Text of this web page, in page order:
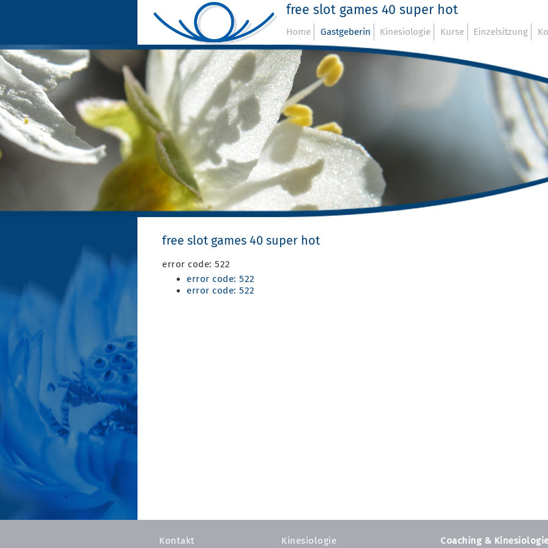
free slot games 40 super hot
Home Gastgeberin Kinesiologie Kurse Einzelsitzung
free slot games 40 super hot
error code: 522
error code: 522
error code: 522
Kontakt
Kinesiologie
Coaching &